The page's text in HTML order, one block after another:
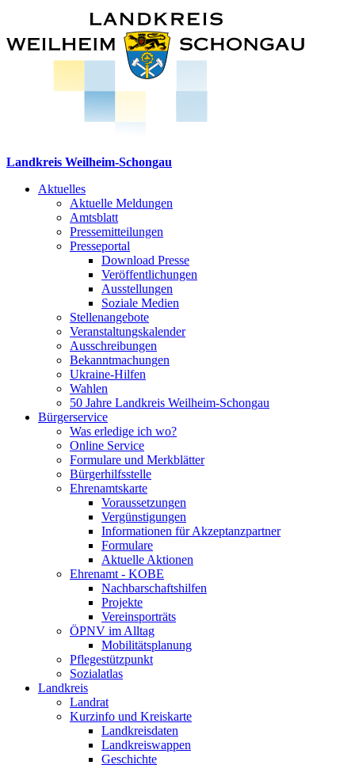
Landkreis Weilheim-Schongau
Aktuelles
Aktuelle Meldungen
Amtsblatt
Pressemitteilungen
Presseportal
Download Presse
Veröffentlichungen
Ausstellungen
Soziale Medien
Stellenangebote
Veranstaltungskalender
Ausschreibungen
Bekanntmachungen
Ukraine-Hilfen
Wahlen
50 Jahre Landkreis Weilheim-Schongau
Bürgerservice
Was erledige ich wo?
Online Service
Formulare und Merkblätter
Bürgerhilfsstelle
Ehrenamtskarte
Voraussetzungen
Vergünstigungen
Informationen für Akzeptanzpartner
Formulare
Aktuelle Aktionen
Ehrenamt - KOBE
Nachbarschaftshilfen
Projekte
Vereinsporträts
ÖPNV im Alltag
Mobilitätsplanung
Pflegestützpunkt
Sozialatlas
Landkreis
Landrat
Kurzinfo und Kreiskarte
Landkreisdaten
Landkreiswappen
Geschichte